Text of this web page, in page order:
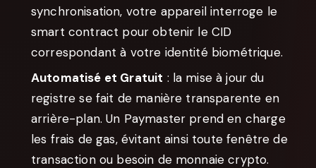
synchronisation, votre appareil interroge le
smart contract pour obtenir le CID
correspondant à votre identité biométrique.
Automatisé et Gratuit : la mise à jour du
registre se fait de manière transparente en
arrière-plan. Un Paymaster prend en charge
les frais de gas, évitant ainsi toute fenêtre de
transaction ou besoin de monnaie crypto.